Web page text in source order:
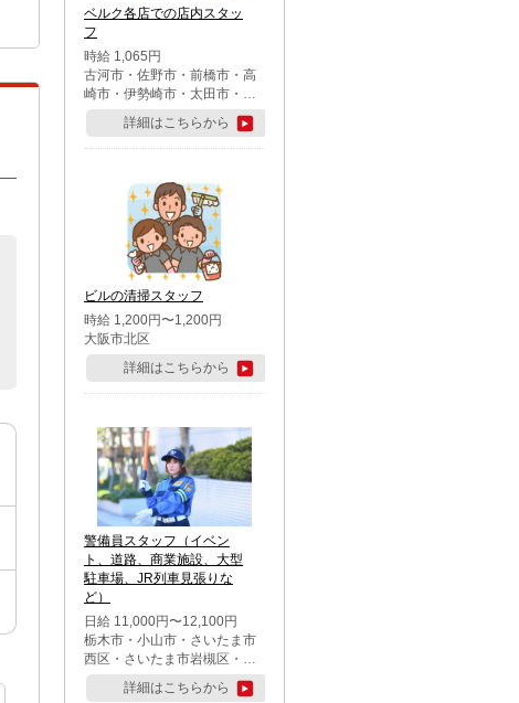
ベルク各店での店内スタッ
フ
時給 1,065円
古河市・佐野市・前橋市・高
崎市・伊勢崎市・太田市・館
林市・藤岡市・大泉町・さい
たま市北区・川越市・熊谷
市・行田市・秩父市・所沢
市・鶴ケ島市・千葉市中央
区・市川市・松戸市・習志野
市・柏市・流山市・八千代
市・足立区・江戸川区・八王
子市・町田市
詳細はこちらから
ビルの清掃スタッフ
時給 1,200円〜1,200円
大阪市北区
詳細はこちらから
警備員スタッフ（イベン
ト、道路、商業施設、大型
駐車場、JR列車見張りな
ど）
日給 11,000円〜12,100円
栃木市・小山市・さいたま市
西区・さいたま市岩槻区・久
喜市・蓮田市
詳細はこちらから